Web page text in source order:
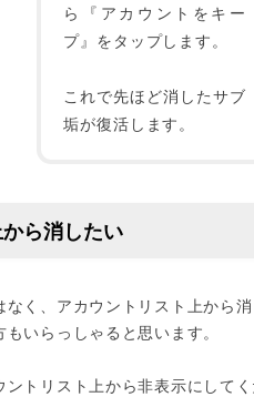
ら『アカウントをキー
プ』をタップします。
これで先ほど消したサブ
垢が復活します。
ら消したい
く、アカウントリスト上から
いらっしゃると思います。
トリスト上から非表示にして